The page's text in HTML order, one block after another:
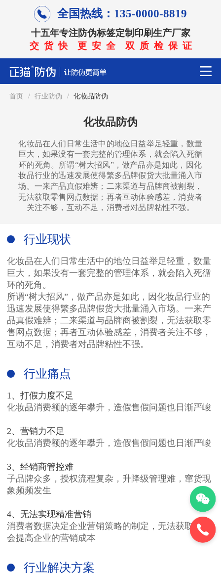
全国热线：135-0000-8819
十五年专注防伪标签定制印刷生产厂家
交 货 快 更 安 全 双 质 检 保 证
首页 / 行业防伪 / 化妆品防伪
化妆品防伪
化妆品在人们日常生活中的地位日益举足轻重，数量
巨大，如果没有一套完整的管理体系，就会陷入死循
环的死角。所谓“树大招风”，做产品亦是如此，因化
妆品行业的迅速发展使得繁多品牌假货大批量涌入市
场。一来产品真假难辨；二来渠道与品牌商被割裂，
无法获取零售网点数据；再者互动体验感差，消费者
关注不够，互动不足，消费者对品牌粘性不强。
行业现状
化妆品在人们日常生活中的地位日益举足轻重，数量
巨大，如果没有一套完整的管理体系，就会陷入死循
环的死角。
所谓“树大招风”，做产品亦是如此，因化妆品行业的
迅速发展使得繁多品牌假货大批量涌入市场。一来产
品真假难辨；二来渠道与品牌商被割裂，无法获取零
售网点数据；再者互动体验感差，消费者关注不够，
互动不足，消费者对品牌粘性不强。
行业痛点
1、打假力度不足
化妆品消费额的逐年攀升，造假售假问题也日渐严峻
2、营销力不足
化妆品消费额的逐年攀升，造假售假问题也日渐严峻
3、经销商管控难
子品牌众多，授权流程复杂，升降级管理难，窜货现
象频频发生
4、无法实现精准营销
消费者数据决定企业营销策略的制定，无法获取数据
会提高企业的营销成本
行业解决方案